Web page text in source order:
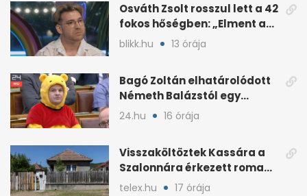
Osváth Zsolt rosszul lett a 42
fokos hőségben: „Elment a
kép”
blikk.hu 13 órája
Bagó Zoltán elhatárolódott
Németh Balázstól egy
kalocsai poszt miatt
24.hu 16 órája
Visszaköltöztek Kassára a
Szalonnára érkezett roma
családok
telex.hu 17 órája